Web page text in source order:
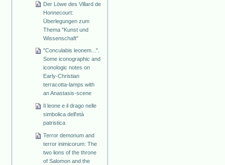
Der Löwe des Villard de
Honnecourt:
Überlegungen zum
Thema "Kunst und
Wissenschaft"
"Conculabis leonem...".
Some iconographic and
iconologic notes on
Early-Christian
terracotta-lamps with
an Anastasis-scene
Il leone e il drago nelle
simbolica dell'età
patristica
Terror demonum and
terror inimicorum: The
two lions of the throne
of Salomon and the